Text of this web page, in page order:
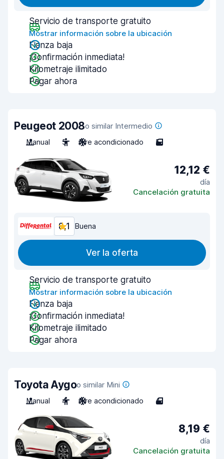
Servicio de transporte gratuito
Mostrar información sobre la ubicación
Fianza baja
¡Confirmación inmediata!
Kilometraje ilimitado
Pagar ahora
Peugeot 2008o similar Intermedio
Manual
5 Aire acondicionado 5
12,12 €
día
Cancelación gratuita
8,1 Buena
Ver la oferta
Servicio de transporte gratuito
Mostrar información sobre la ubicación
Fianza baja
¡Confirmación inmediata!
Kilometraje ilimitado
Pagar ahora
Toyota Aygoo similar Mini
Manual
4 Aire acondicionado 4
8,19 €
día
Cancelación gratuita